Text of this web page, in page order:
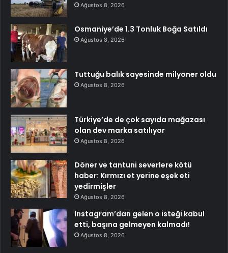
Ağustos 8, 2026
Osmaniye’de 1.3 Tonluk Boğa Satıldı
Ağustos 8, 2026
Tuttuğu balık sayesinde milyoner oldu
Ağustos 8, 2026
Türkiye’de de çok sayıda mağazası
olan dev marka satılıyor
Ağustos 8, 2026
Döner ve tantuni severlere kötü
haber: Kırmızı et yerine eşek eti
yedirmişler
Ağustos 8, 2026
Instagram’dan gelen o isteği kabul
etti, başına gelmeyen kalmadı!
Ağustos 8, 2026